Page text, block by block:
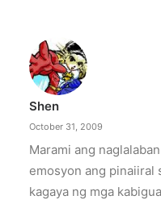
Shen
October 31, 2009
Marami ang
emosyon ang pinaiiral
kagaya ng mga